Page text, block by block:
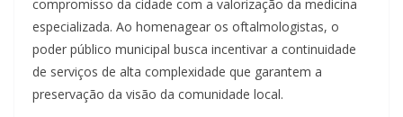
compromisso da cidade com a valorização da medicina
especializada. Ao homenagear os oftalmologistas, o
poder público municipal busca incentivar a continuidade
de serviços de alta complexidade que garantem a
preservação da visão da comunidade local.